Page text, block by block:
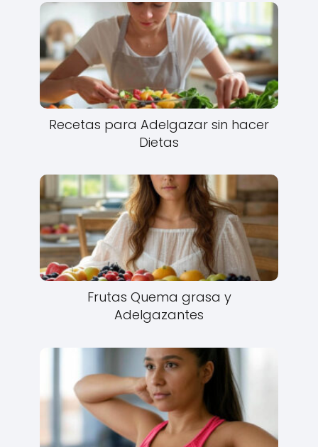
Recetas para Adelgazar sin hacer
Dietas
Frutas Quema grasa y
Adelgazantes